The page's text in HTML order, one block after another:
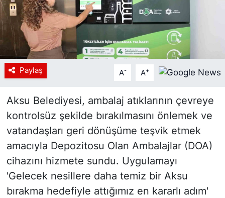
Paylaş A- A+
Aksu Belediyesi, ambalaj atıklarının çevreye
kontrolsüz şekilde bırakılmasını önlemek ve
vatandaşları geri dönüşüme teşvik etmek
amacıyla Depozitosu Olan Ambalajlar (DOA)
cihazını hizmete sundu. Uygulamayı
'Gelecek nesillere daha temiz bir Aksu
bırakma hedefiyle attığımız en kararlı adım'